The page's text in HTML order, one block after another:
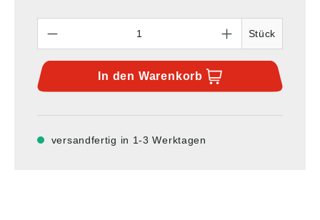
Stück
In den Warenkorb
versandfertig in 1-3 Werktagen